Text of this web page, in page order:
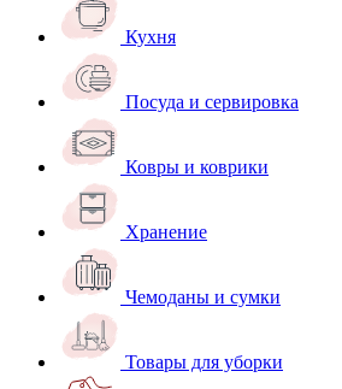
Кухня
Посуда и сервировка
Ковры и коврики
Хранение
Чемоданы и сумки
Товары для уборки